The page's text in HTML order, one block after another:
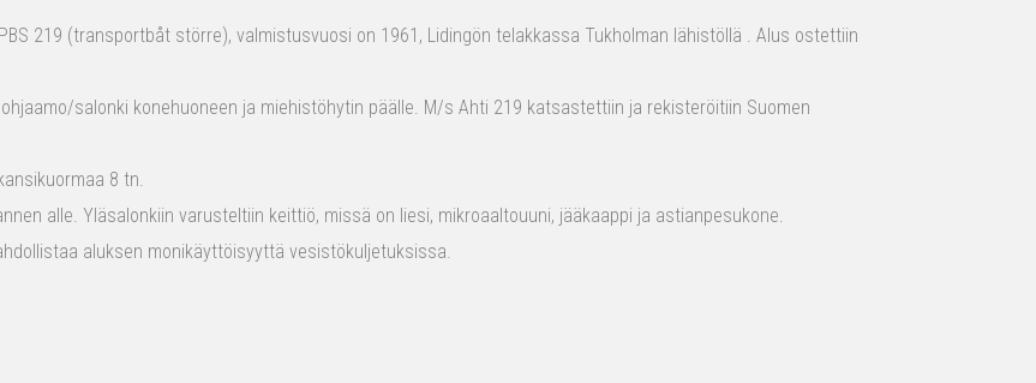
219 (transportbåt större), valmistusvuosi on 1961, Lidingön telakkassa Tukholman lähistöllä . Alus ostettiin
salonki konehuoneen ja miehistöhytin päälle. M/s Ahti 219 katsastettiin ja rekisteröitiin Suomen
8 tn.
alle. Yläsalonkiin varusteltiin keittiö, missä on liesi, mikroaaltouuni, jääkaappi ja astianpesukone.
aluksen monikäyttöisyyttä vesistökuljetuksissa.